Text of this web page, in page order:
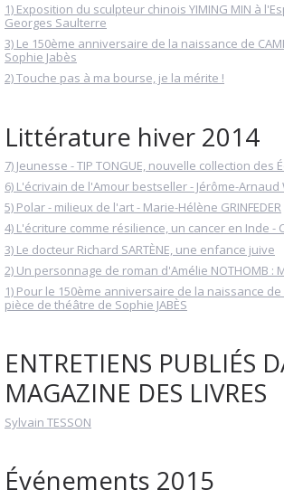
1) Exposition du sculpteur chinois YIMING MIN à
Georges Saulterre
3) Le 150ème anniversaire de la naissance de
Sophie Jabès
2) Touche pas à ma bourse, je la mérite !
Littérature hiver 2014
7) Jeunesse - TIP TONGUE, nouvelle collection des
6) L'écrivain de l'Amour bestseller - Jérôme-Arnaud
5) Polar - milieux de l'art - Marie-Hélène GRINFEDER
4) L'écriture comme résilience, un cancer en Inde -
3) Le docteur Richard SARTÈNE, une enfance juive
2) Un personnage de roman d'Amélie NOTHOMB :
1) Pour le 150ème anniversaire de la naissance
pièce de théâtre de Sophie JABÈS
ENTRETIENS PUBLIÉS
MAGAZINE DES LIVRES
Sylvain TESSON
Événements 2015